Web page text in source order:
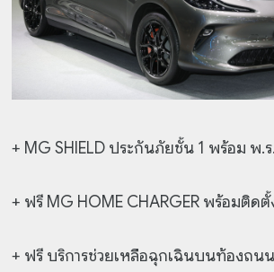
+ MG SHIELD ประกันภัยชั้น 1 พร้อม พ.
+ ฟรี MG HOME CHARGER พร้อมติดตั้
+ ฟรี บริการช่วยเหลือฉุกเฉินบนท้องถน